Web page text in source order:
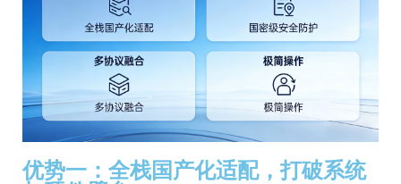
优势一：全栈国产化适配，打破系统